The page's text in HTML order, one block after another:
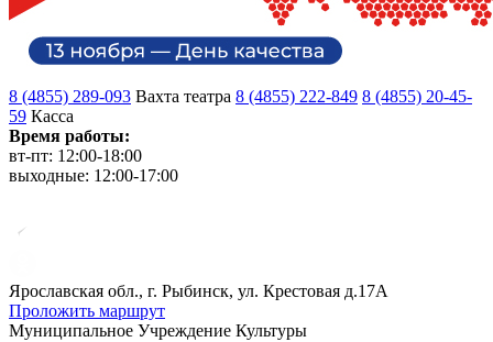
8 (4855) 289-093 Вахта театра 8 (4855) 222-849 8 (4855) 20-45-
59 Касса
Время работы:
вт-пт: 12:00-18:00
выходные: 12:00-17:00
Ярославская обл., г. Рыбинск, ул. Крестовая д.17А
Проложить маршрут
Муниципальное Учреждение Культуры